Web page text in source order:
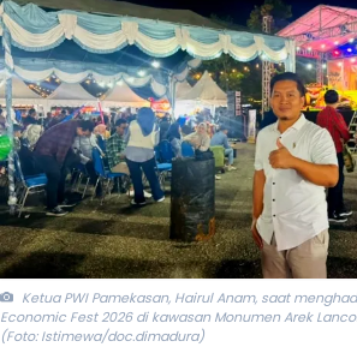
Ketua PWI Pamekasan, Hairul Anam, saat
Economic Fest 2026 di kawasan Monumen Arek
(Foto: Istimewa/doc.dimadura)